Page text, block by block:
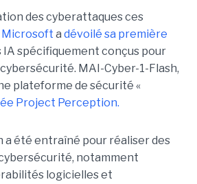
des cyberattaques ces
Microsoft a dévoilé sa première
IA spécifiquement conçus pour
cybersécurité. MAI-Cyber-1-Flash,
plateforme de sécurité «
Project Perception.
a été entraîné pour réaliser des
notamment
logicielles et